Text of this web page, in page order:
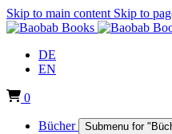
Skip to main content Skip to
DE
EN
0
Bücher Submenu for